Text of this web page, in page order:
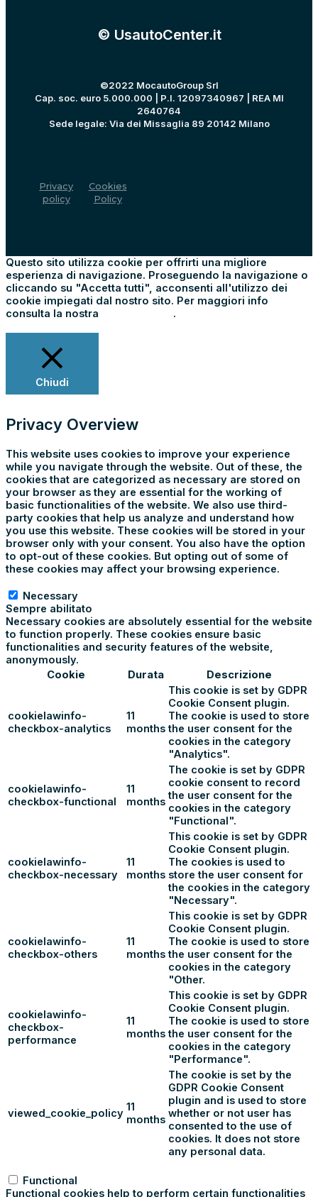
© UsautoCenter.it
©2022 MocautoGroup Srl
Cap. soc. euro 5.000.000 | P.I. 12097340967 | REA MI
2640764
Sede legale: Via dei Missaglia 89 20142 Milano
Privacy
policy
Cookies
Policy
Questo sito utilizza cookie per offrirti una migliore
esperienza di navigazione. Proseguendo la navigazione o
cliccando su "Accetta tutti", acconsenti all'utilizzo dei
cookie impiegati dal nostro sito. Per maggiori info
consulta la nostra
.
Chiudi
Privacy Overview
This website uses cookies to improve your experience
while you navigate through the website. Out of these, the
cookies that are categorized as necessary are stored on
your browser as they are essential for the working of
basic functionalities of the website. We also use third-
party cookies that help us analyze and understand how
you use this website. These cookies will be stored in your
browser only with your consent. You also have the option
to opt-out of these cookies. But opting out of some of
these cookies may affect your browsing experience.
Necessary
Sempre abilitato
Necessary cookies are absolutely essential for the website
to function properly. These cookies ensure basic
functionalities and security features of the website,
anonymously.
Cookie
Durata Descrizione
cookielawinfo-
checkbox-analytics
11
months
This cookie is set by GDPR
Cookie Consent plugin.
The cookie is used to store
the user consent for the
cookies in the category
"Analytics".
cookielawinfo-
checkbox-functional
11
months
The cookie is set by GDPR
cookie consent to record
the user consent for the
cookies in the category
"Functional".
cookielawinfo-
checkbox-necessary
11
months
This cookie is set by GDPR
Cookie Consent plugin.
The cookies is used to
store the user consent for
the cookies in the category
"Necessary".
cookielawinfo-
checkbox-others
11
months
This cookie is set by GDPR
Cookie Consent plugin.
The cookie is used to store
the user consent for the
cookies in the category
"Other.
cookielawinfo-
checkbox-
performance
11
months
This cookie is set by GDPR
Cookie Consent plugin.
The cookie is used to store
the user consent for the
cookies in the category
"Performance".
viewed_cookie_policy 11
months
The cookie is set by the
GDPR Cookie Consent
plugin and is used to store
whether or not user has
consented to the use of
cookies. It does not store
any personal data.
Functional
Functional cookies help to perform certain functionalities